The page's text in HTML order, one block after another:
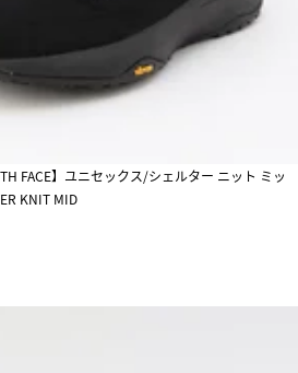
FACE】ユニセックス/シェルター ニット ミッ
KNIT MID